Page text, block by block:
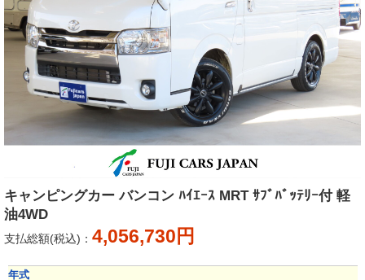
キャンピングカー バンコン ﾊｲｴｰｽ MRT ｻﾌﾞﾊﾞｯﾃﾘｰ付 軽
油4WD
支払総額(税込)： 4,056,730円
年式